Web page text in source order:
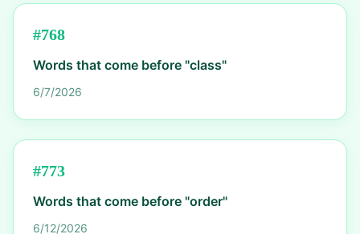
#768
Words that come before "class"
6/7/2026
#773
Words that come before "order"
6/12/2026